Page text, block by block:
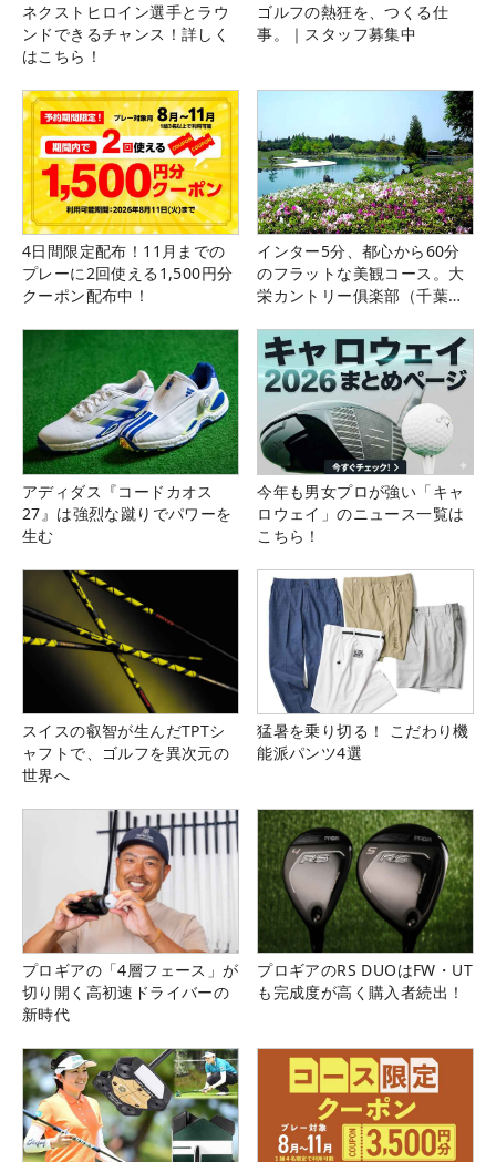
ネクストヒロイン選手とラウ
ンドできるチャンス！詳しく
はこちら！
ゴルフの熱狂を、つくる仕
事。｜スタッフ募集中
4日間限定配布！11月までの
プレーに2回使える1,500円分
クーポン配布中！
インター5分、都心から60分
のフラットな美観コース。大
栄カントリー俱楽部（千葉
アディダス『コードカオス
27』は強烈な蹴りでパワーを
生む
今年も男女プロが強い「キャ
ロウェイ」のニュース一覧は
こちら！
スイスの叡智が生んだTPTシ
ャフトで、ゴルフを異次元の
世界へ
猛暑を乗り切る！ こだわり機
能派パンツ4選
プロギアの「4層フェース」が
切り開く高初速ドライバーの
新時代
プロギアのRS DUOはFW・UT
も完成度が高く購入者続出！